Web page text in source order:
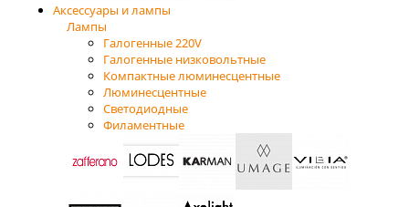
Аксессуары и лампы
Лампы
Галогенные 220V
Галогенные низковольтные
Компактные люминесцентные
Люминесцентные
Светодиодные
Филаментные